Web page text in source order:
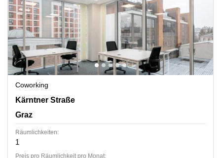
Coworking
Kärntner Straße 1, Graz
Kärntner Straße
Graz
Räumlichkeiten:
1
Preis pro Räumlichkeit pro Monat: